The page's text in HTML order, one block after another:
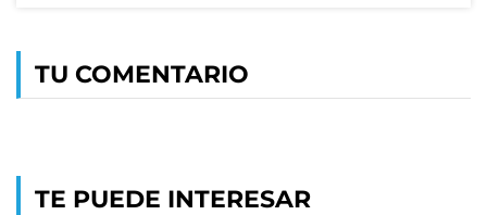
TU COMENTARIO
TE PUEDE INTERESAR